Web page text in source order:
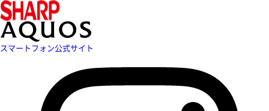
スマートフォン公式サイト